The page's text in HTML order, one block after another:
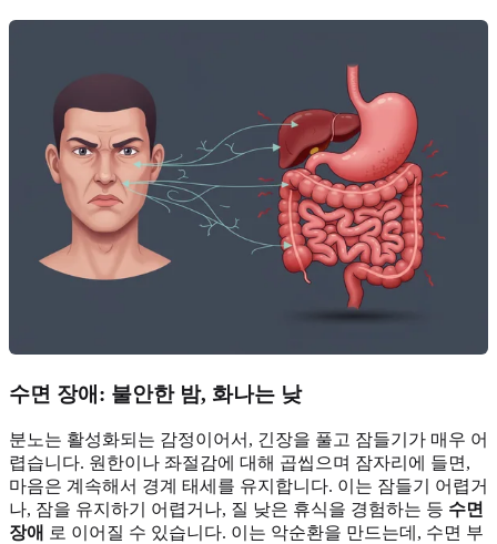
수면 장애: 불안한 밤, 화나는 낮
분노는 활성화되는 감정이어서, 긴장을 풀고 잠들기가 매우 어
렵습니다. 원한이나 좌절감에 대해 곱씹으며 잠자리에 들면,
마음은 계속해서 경계 태세를 유지합니다. 이는 잠들기 어렵거
나, 잠을 유지하기 어렵거나, 질 낮은 휴식을 경험하는 등 수면
장애 로 이어질 수 있습니다. 이는 악순환을 만드는데, 수면 부